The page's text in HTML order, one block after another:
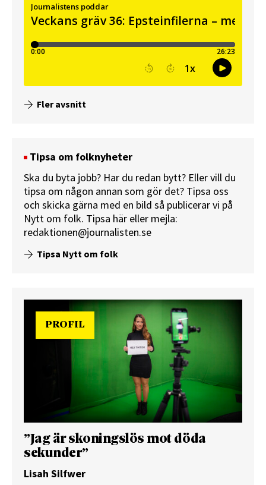
Fler avsnitt
Tipsa om folknyheter
Ska du byta jobb? Har du redan bytt? Eller vill du
tipsa om någon annan som gör det? Tipsa oss
och skicka gärna med en bild så publicerar vi på
Nytt om folk. Tipsa här eller mejla:
redaktionen@journalisten.se
Tipsa Nytt om folk
PROFIL
”Jag är skoningslös mot döda
sekunder”
Lisah Silfwer